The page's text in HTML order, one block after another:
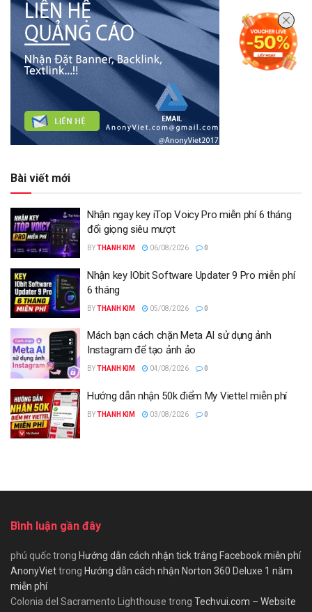
Bài viết mới
Nhận ngay key iTop Voicy Pro miễn phí 6 tháng
đổi giọng siêu mượt
BYTHANH KIM 06/08/2026 0
Nhận key IObit Software Updater 9 Pro miễn phí
6 tháng
BYTHANH KIM 05/08/2026 0
Mách bạn cách chặn Meta AI sử dụng ảnh
Instagram để tạo ảnh ảo
BYTHANH KIM 04/08/2026 0
Hướng dẫn nhận 50k điểm My Viettel miễn phí
BYTHANH KIM 03/08/2026 0
Bình luận gần đây
phú quốctrong Hướng dẫn cách nhận tick trắng Facebook miễn phí
AnonyViettrong Hướng dẫn cách nhận Norton 360 Deluxe 1 năm
miễn phí
Colonia del Sacramento Lighthouse trong Techvui.com – Website